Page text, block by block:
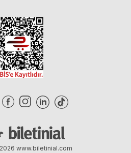
www.biletinial.com